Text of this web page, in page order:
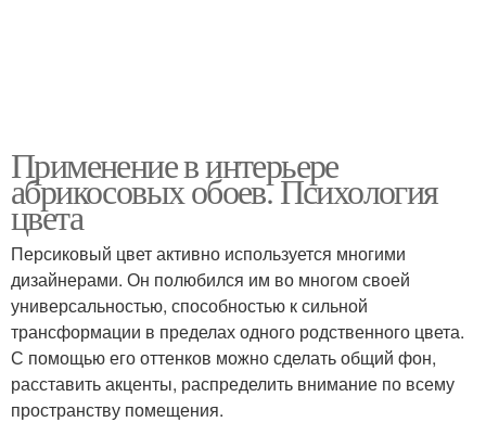
Применение в интерьере
абрикосовых обоев. Психология
цвета
Персиковый цвет активно используется многими
дизайнерами. Он полюбился им во многом своей
универсальностью, способностью к сильной
трансформации в пределах одного родственного цвета.
С помощью его оттенков можно сделать общий фон,
расставить акценты, распределить внимание по всему
пространству помещения.